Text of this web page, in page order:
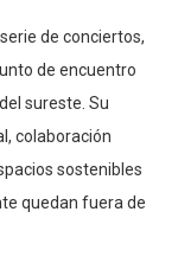
de conciertos,
de encuentro
sureste. Su
colaboración
sostenibles
quedan fuera de